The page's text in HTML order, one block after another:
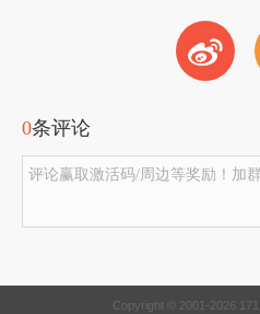
t
0条评论
评论赢取激活码/周边等奖励！加
Copyright © 2001-2026